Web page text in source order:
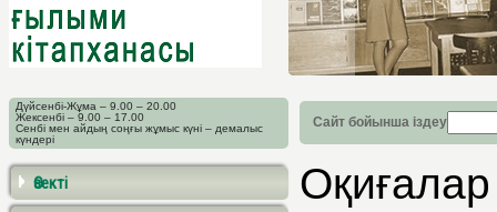
Дүйсенбі-Жұма – 9.00 – 20.00
Жексенбі – 9.00 – 17.00
Сенбі мен айдың соңғы жұмыс күні – демалыс
күндері
Сайт бойынша іздеу
Өзекті
Оқиғалар